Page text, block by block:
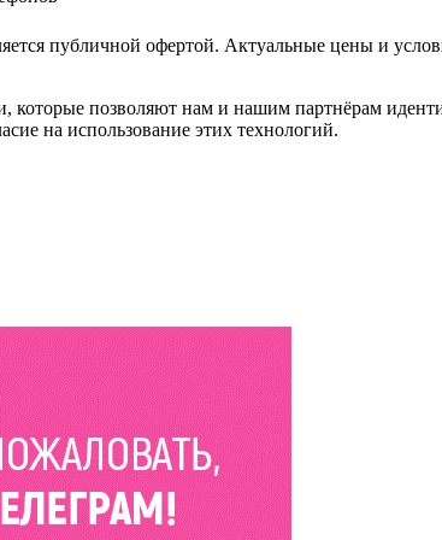
публичной офертой. Актуальные цены и
позволяют нам и нашим партнёрам
на использование этих технологий.